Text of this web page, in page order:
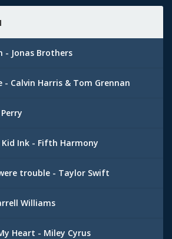
- Jonas Brothers
- Calvin Harris & Tom Grennan
Ink - Fifth Harmony
trouble - Taylor Swift
Williams
Heart - Miley Cyrus